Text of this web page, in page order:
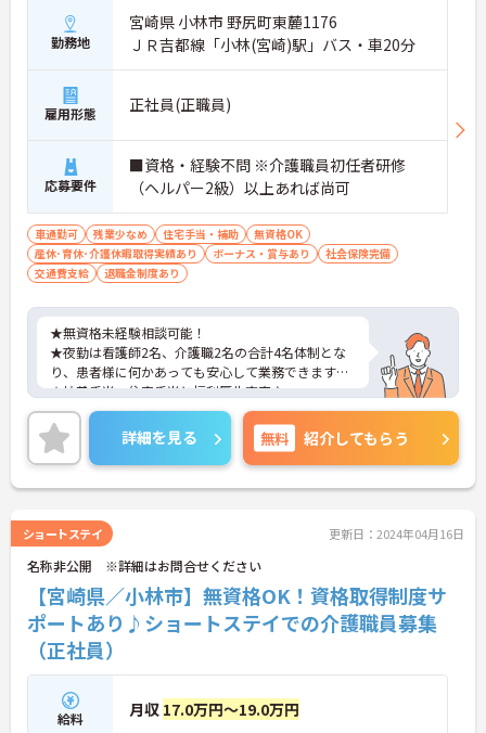
勤務地
宮崎県 小林市 野尻町東麓1176
ＪＲ吉都線「小林(宮崎)駅」バス・車20分
雇用形態 正社員(正職員)
応募要件
■資格・経験不問 ※介護職員初任者研修
（ヘルパー2級）以上あれば尚可
車通勤可 残業少なめ 住宅手当・補助
無資格OK
産休･育休･介護休暇取得実績あり
ボーナス・賞与あり
社会保険完備
交通費支給
退職金制度あり
★無資格未経験相談可能！
★夜勤は看護師2名、介護職2名の合計4名体制とな
り、患者様に何かあっても安心して業務できます！
★扶養手当・住宅手当と福利厚生充実♪
★育児休業の取得実績あり♪
ご興味ある方には、面接対策ポイントなど、さらに
詳細をお話しいたしますのでお気軽にご相談くださ
い！
詳細を見る 無料 紹介してもらう
ショートステイ 更新日：2024年04月16日
名称非公開 ※詳細はお問合せください
【宮崎県／小林市】無資格OK！資格取得制度サ
ポートあり♪ショートステイでの介護職員募集
（正社員）
給料 月収 17.0万円～19.0万円